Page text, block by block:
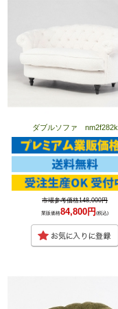
ダブルソファ nm2f282k
市場参考価格148,000円
業販価格84,800円(税込)